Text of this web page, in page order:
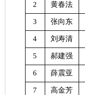
2 黄春法
3 张向东
4 刘寿清
5 郝建强
6 薛震亚
7 高金芳